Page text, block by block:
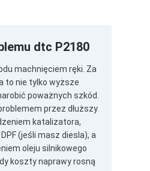
dtc P2180
machnięciem ręki. Za
to nie tylko wyższe
poważnych szkód.
przez dłuższy
katalizatora,
(jeśli masz diesla), a
oleju silnikowego
koszty naprawy rosną